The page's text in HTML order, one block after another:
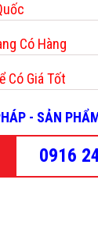
Có Hàng
Có Giá Tốt
- SẢN
0916